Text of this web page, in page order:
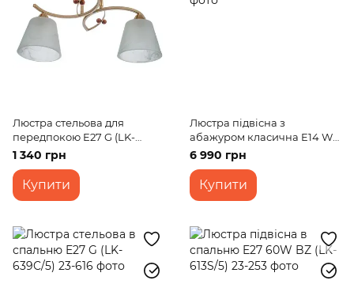
Люстра стельова для
передпокою E27 G (LK-
640C/2)
1 340 грн
Купити
Люстра підвісна з
абажуром класична E14 WH
(BCL-726S/6)
6 990 грн
Купити